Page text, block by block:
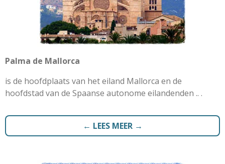
Palma de Mallorca
is de hoofdplaats van het eiland Mallorca en de
hoofdstad van de Spaanse autonome eilandenden .. .
← LEES MEER →